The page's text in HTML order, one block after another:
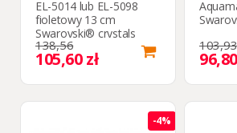
EL-5014 lub EL-5098
fioletowy 13 cm
Swarovski® crystals
138,56
105,60 zł
103,93
-4%